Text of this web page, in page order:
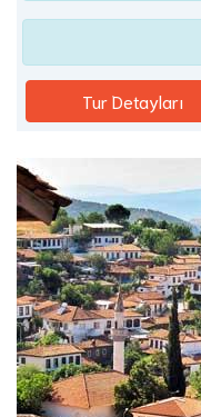
Tur Detayları